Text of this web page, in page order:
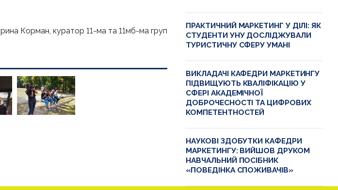
Ірина Корман, куратор 11-ма та 11мб-ма груп
ПРАКТИЧНИЙ МАРКЕТИНГ У ДІЛІ: ЯК
СТУДЕНТИ УНУ ДОСЛІДЖУВАЛИ
ТУРИСТИЧНУ СФЕРУ УМАНІ
ВИКЛАДАЧІ КАФЕДРИ МАРКЕТИНГУ
ПІДВИЩУЮТЬ КВАЛІФІКАЦІЮ У
СФЕРІ АКАДЕМІЧНОЇ
ДОБРОЧЕСНОСТІ ТА ЦИФРОВИХ
КОМПЕТЕНТНОСТЕЙ
НАУКОВІ ЗДОБУТКИ КАФЕДРИ
МАРКЕТИНГУ: ВИЙШОВ ДРУКОМ
НАВЧАЛЬНИЙ ПОСІБНИК
«ПОВЕДІНКА СПОЖИВАЧІВ»